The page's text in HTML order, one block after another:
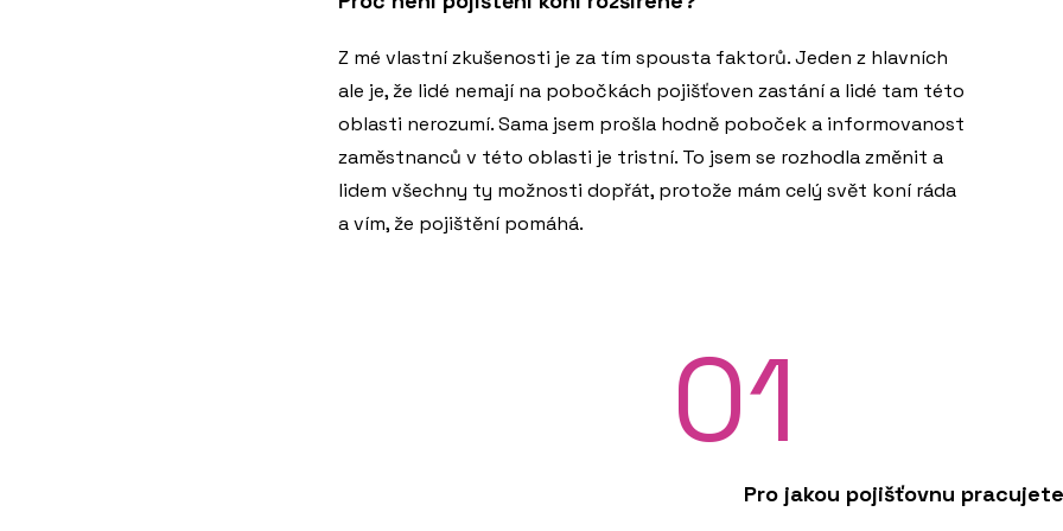
Z mé vlastní zkušenosti je za tím spousta faktorů. Jeden z hlavních
ale je, že lidé nemají na pobočkách pojišťoven zastání a lidé tam této
oblasti nerozumí. Sama jsem prošla hodně poboček a informovanost
zaměstnanců v této oblasti je tristní. To jsem se rozhodla změnit a
lidem všechny ty možnosti dopřát, protože mám celý svět koní ráda
a vím, že pojištění pomáhá.
01
Pro jakou pojišťovnu